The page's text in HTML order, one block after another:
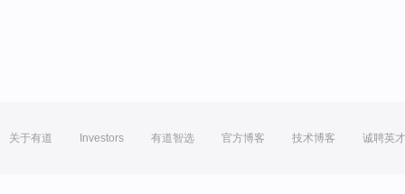
关于有道 Investors 有道智选 官方博客 技术博客 诚聘英才